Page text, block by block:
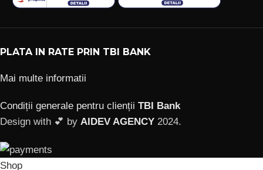
PLATA IN RATE PRIN TBI BANK
Mai multe informatii
Condiții generale pentru clienții TBI Bank
Design with 💕 by AIDEV AGENCY 2024.
Shop